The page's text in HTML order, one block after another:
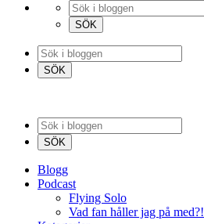
Blogg
Podcast
Flying Solo
Vad fan håller jag på med?!